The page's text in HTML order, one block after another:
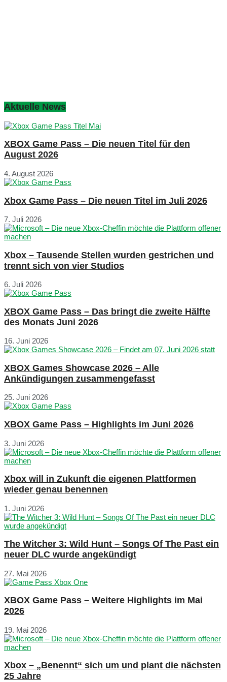
Aktuelle News
XBOX Game Pass – Die neuen Titel für den
August 2026
4. August 2026
Xbox Game Pass – Die neuen Titel im Juli 2026
7. Juli 2026
Xbox – Tausende Stellen wurden gestrichen und
trennt sich von vier Studios
6. Juli 2026
XBOX Game Pass – Das bringt die zweite Hälfte
des Monats Juni 2026
16. Juni 2026
XBOX Games Showcase 2026 – Alle
Ankündigungen zusammengefasst
25. Juni 2026
XBOX Game Pass – Highlights im Juni 2026
3. Juni 2026
Xbox will in Zukunft die eigenen Plattformen
wieder genau benennen
1. Juni 2026
The Witcher 3: Wild Hunt – Songs Of The Past ein
neuer DLC wurde angekündigt
27. Mai 2026
XBOX Game Pass – Weitere Highlights im Mai
2026
19. Mai 2026
Xbox – „Benennt“ sich um und plant die nächsten
25 Jahre